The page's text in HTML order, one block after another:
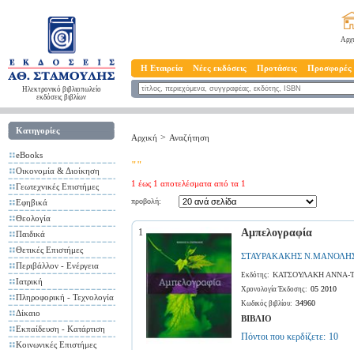
Ηλεκτρονικό βιβλιοπωλείο
εκδόσεις βιβλίων
Η Εταιρεία Νέες εκδόσεις Προτάσεις Προσφορές
Κατηγορίες
eBooks
Οικονομία & Διοίκηση
Γεωτεχνικές Επιστήμες
Εφηβικά
Θεολογία
Παιδικά
Θετικές Επιστήμες
Περιβάλλον - Ενέργεια
Ιατρική
Πληροφορική - Τεχνολογία
Δίκαιο
Εκπαίδευση - Κατάρτιση
Κοινωνικές Επιστήμες
Αρχική > Αναζήτηση
""
1 έως 1 αποτελέσματα από τα 1
προβολή:
1 Αμπελογραφία
ΣΤΑΥΡΑΚΑΚΗΣ
Εκδότης: ΚΑΤΣΟΥΛΑΚΗ ΑΝΝΑ-
Χρονολογία Έκδοσης: 05 2010
Κωδικός βιβλίου: 34960
ΒΙΒΛΙΟ
Πόντοι που κερδίζετε: 10